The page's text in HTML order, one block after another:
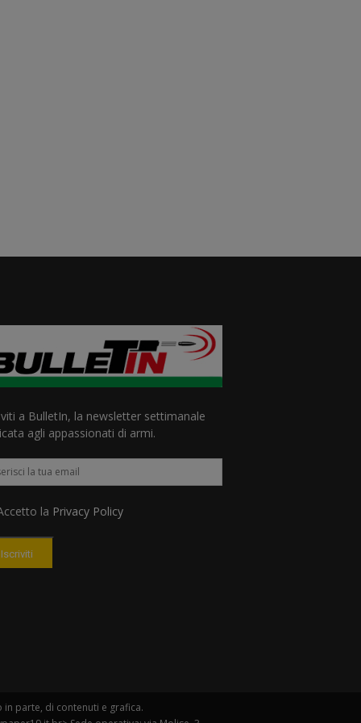
a BulletIn, la newsletter settimanale
agli appassionati di armi.
la Privacy Policy
Iscriviti
in parte, di contenuti e grafica.